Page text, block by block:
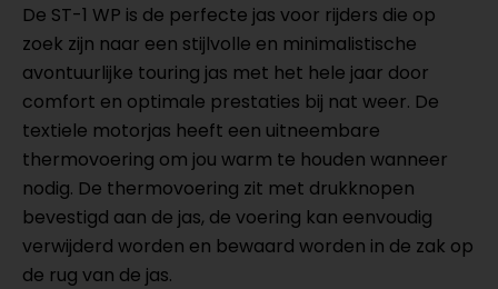
De ST-1 WP is de perfecte jas voor rijders die op
zoek zijn naar een stijlvolle en minimalistische
avontuurlijke touring jas met het hele jaar door
comfort en optimale prestaties bij nat weer. De
textiele motorjas heeft een uitneembare
thermovoering om jou warm te houden wanneer
nodig. De thermovoering zit met drukknopen
bevestigd aan de jas, de voering kan eenvoudig
verwijderd worden en bewaard worden in de zak op
de rug van de jas.